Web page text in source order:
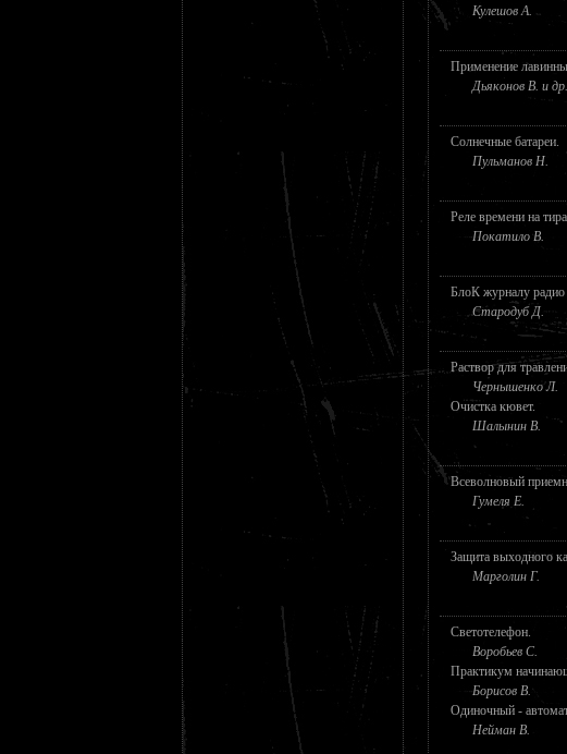
Кулешов А.
Применение
Дьяконов В. и др.
Солнечные батареи.
Пульманов Н.
Реле времени на
Покатило В.
БлоК журналу радио
Стародуб Д.
Раствор для
Чернышенко Л.
Очистка кювет.
Шалынин В.
Всеволновый
Гумеля Е.
Защита выходного
Марголин Г.
Светотелефон.
Воробьев С.
Практикум
Борисов В.
Одиночный -
Нейман В.